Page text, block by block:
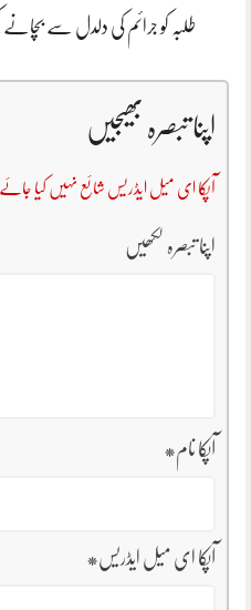
طلبہ کو جرائم کی دلدل سے بچانے
اپنا تبصرہ بھیجیں
آپکا ای میل ایڈریس شائع نہیں کیا جائے
اپنا تبصرہ لکھیں
آپکا نام*
آپکا ای میل ایڈریس*